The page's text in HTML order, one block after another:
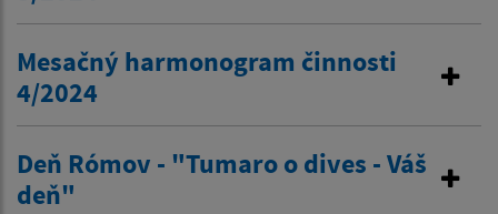
Mesačný harmonogram činnosti
4/2024
Deň Rómov - "Tumaro o dives - Váš
deň"